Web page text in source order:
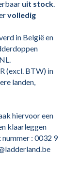
uit stock.
volledig
in België en
(excl. BTW) in
landen,
hiervoor een
klaarleggen
: 0032 9